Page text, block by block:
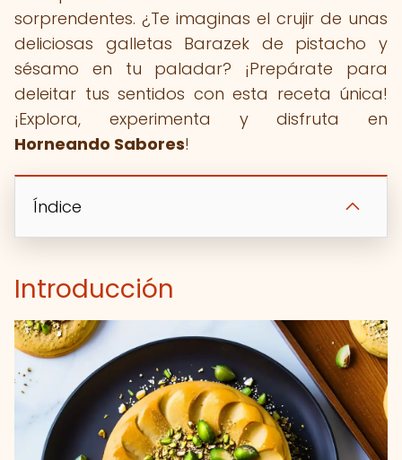
sorprendentes. ¿Te imaginas el crujir de unas
deliciosas galletas Barazek de pistacho y
sésamo en tu paladar? ¡Prepárate para
deleitar tus sentidos con esta receta única!
¡Explora, experimenta y disfruta en
Horneando Sabores!
Índice
Introducción